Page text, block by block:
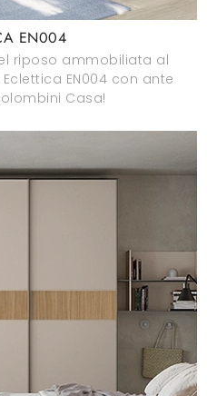
EN004
riposo ammobiliata al
EN004 con ante
Casa!